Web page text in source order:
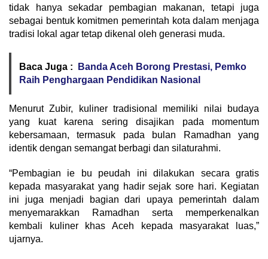
tidak hanya sekadar pembagian makanan, tetapi juga
sebagai bentuk komitmen pemerintah kota dalam menjaga
tradisi lokal agar tetap dikenal oleh generasi muda.
Baca Juga :
Banda Aceh Borong Prestasi, Pemko
Raih Penghargaan Pendidikan Nasional
Menurut Zubir, kuliner tradisional memiliki nilai budaya
yang kuat karena sering disajikan pada momentum
kebersamaan, termasuk pada bulan Ramadhan yang
identik dengan semangat berbagi dan silaturahmi.
“Pembagian ie bu peudah ini dilakukan secara gratis
kepada masyarakat yang hadir sejak sore hari. Kegiatan
ini juga menjadi bagian dari upaya pemerintah dalam
menyemarakkan Ramadhan serta memperkenalkan
kembali kuliner khas Aceh kepada masyarakat luas,”
ujarnya.